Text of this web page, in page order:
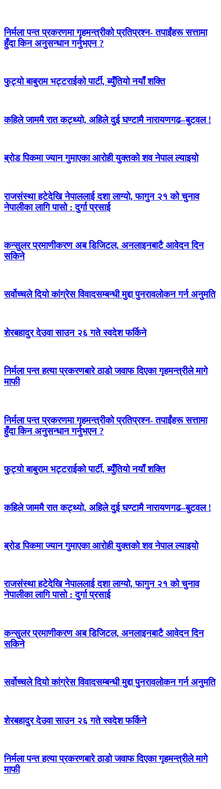
निर्मला पन्त प्रकरणमा गृहमन्त्रीको प्रतिप्रश्न- तपाईंहरू सत्तामा
हुँदा किन अनुसन्धान गर्नुभएन ?
फुट्यो बाबुराम भट्टराईको पार्टी, ब्युँतियो नयाँ शक्ति
कहिले जाममै रात कट्थ्यो, अहिले दुई घण्टामै नारायणगढ–बुटवल !
ब्रोड पिकमा ज्यान गुमाएका आरोही युक्तको शव नेपाल ल्याइयो
राजसंस्था हटेदेखि नेपाललाई दशा लाग्यो, फागुन २१ को चुनाव
नेपालीका लागि पासो : दुर्गा प्रसाई
कन्सुलर प्रमाणीकरण अब डिजिटल, अनलाइनबाटै आवेदन दिन
सकिने
सर्वोच्चले दियो कांग्रेस विवादसम्बन्धी मुद्दा पुनरावलोकन गर्न अनुमति
शेरबहादुर देउवा साउन २६ गते स्वदेश फर्किने
निर्मला पन्त हत्या प्रकरणबारे ठाडो जवाफ दिएका गृहमन्त्रीले मागे
माफी
निर्मला पन्त प्रकरणमा गृहमन्त्रीको प्रतिप्रश्न- तपाईंहरू सत्तामा
हुँदा किन अनुसन्धान गर्नुभएन ?
फुट्यो बाबुराम भट्टराईको पार्टी, ब्युँतियो नयाँ शक्ति
कहिले जाममै रात कट्थ्यो, अहिले दुई घण्टामै नारायणगढ–बुटवल !
ब्रोड पिकमा ज्यान गुमाएका आरोही युक्तको शव नेपाल ल्याइयो
राजसंस्था हटेदेखि नेपाललाई दशा लाग्यो, फागुन २१ को चुनाव
नेपालीका लागि पासो : दुर्गा प्रसाई
कन्सुलर प्रमाणीकरण अब डिजिटल, अनलाइनबाटै आवेदन दिन
सकिने
सर्वोच्चले दियो कांग्रेस विवादसम्बन्धी मुद्दा पुनरावलोकन गर्न अनुमति
शेरबहादुर देउवा साउन २६ गते स्वदेश फर्किने
निर्मला पन्त हत्या प्रकरणबारे ठाडो जवाफ दिएका गृहमन्त्रीले मागे
माफी